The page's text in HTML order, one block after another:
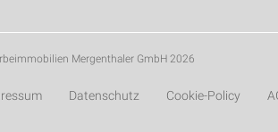
Mergenthaler GmbH 2026
Datenschutz Cookie-Policy